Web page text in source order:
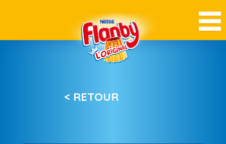
< RETOUR